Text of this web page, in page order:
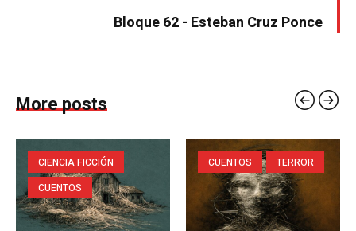
Bloque 62 - Esteban Cruz Ponce
More posts
CIENCIA FICCIÓN
CUENTOS
CUENTOS TERROR